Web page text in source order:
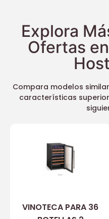
Explora
Ofertas
Compara modelos
características
VINOTECA PARA 36